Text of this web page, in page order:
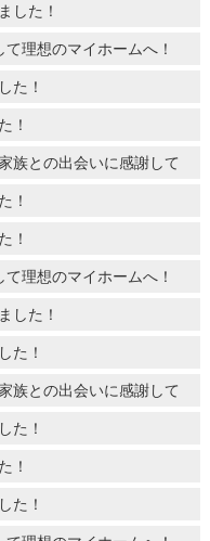
した！
理想のマイホームへ！
た！
！
族との出会いに感謝して
！
！
理想のマイホームへ！
した！
た！
族との出会いに感謝して
た！
！
た！